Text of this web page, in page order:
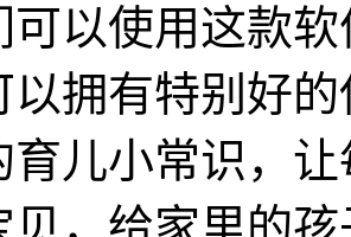
可以使用这款
以拥有特别好
育儿小常识，